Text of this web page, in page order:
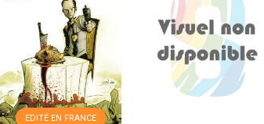
EDITÉ EN FRANCE